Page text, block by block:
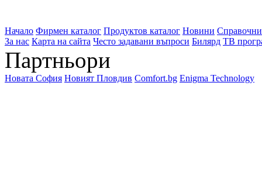
Начало Фирмен каталог Продуктов каталог Новини
За нас Карта на сайта Често задавани въпроси Билярд ТВ
Партньори
Новата София Новият Пловдив Comfort.bg Enigma Technology